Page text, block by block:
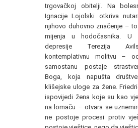
trgovačkoj obitelji. Na
Ignacije Lojolski otkriva
njihovo duhovno značenje –
mijenja u hodočasnika. U
depresije Terezija
kontemplativnu molitvu –
samostanu postaje
Boga, koja napušta
klišejske uloge za žene.
ispovijedi žena koje su kao
na lomaču – otvara se
ne postoje procesi protiv